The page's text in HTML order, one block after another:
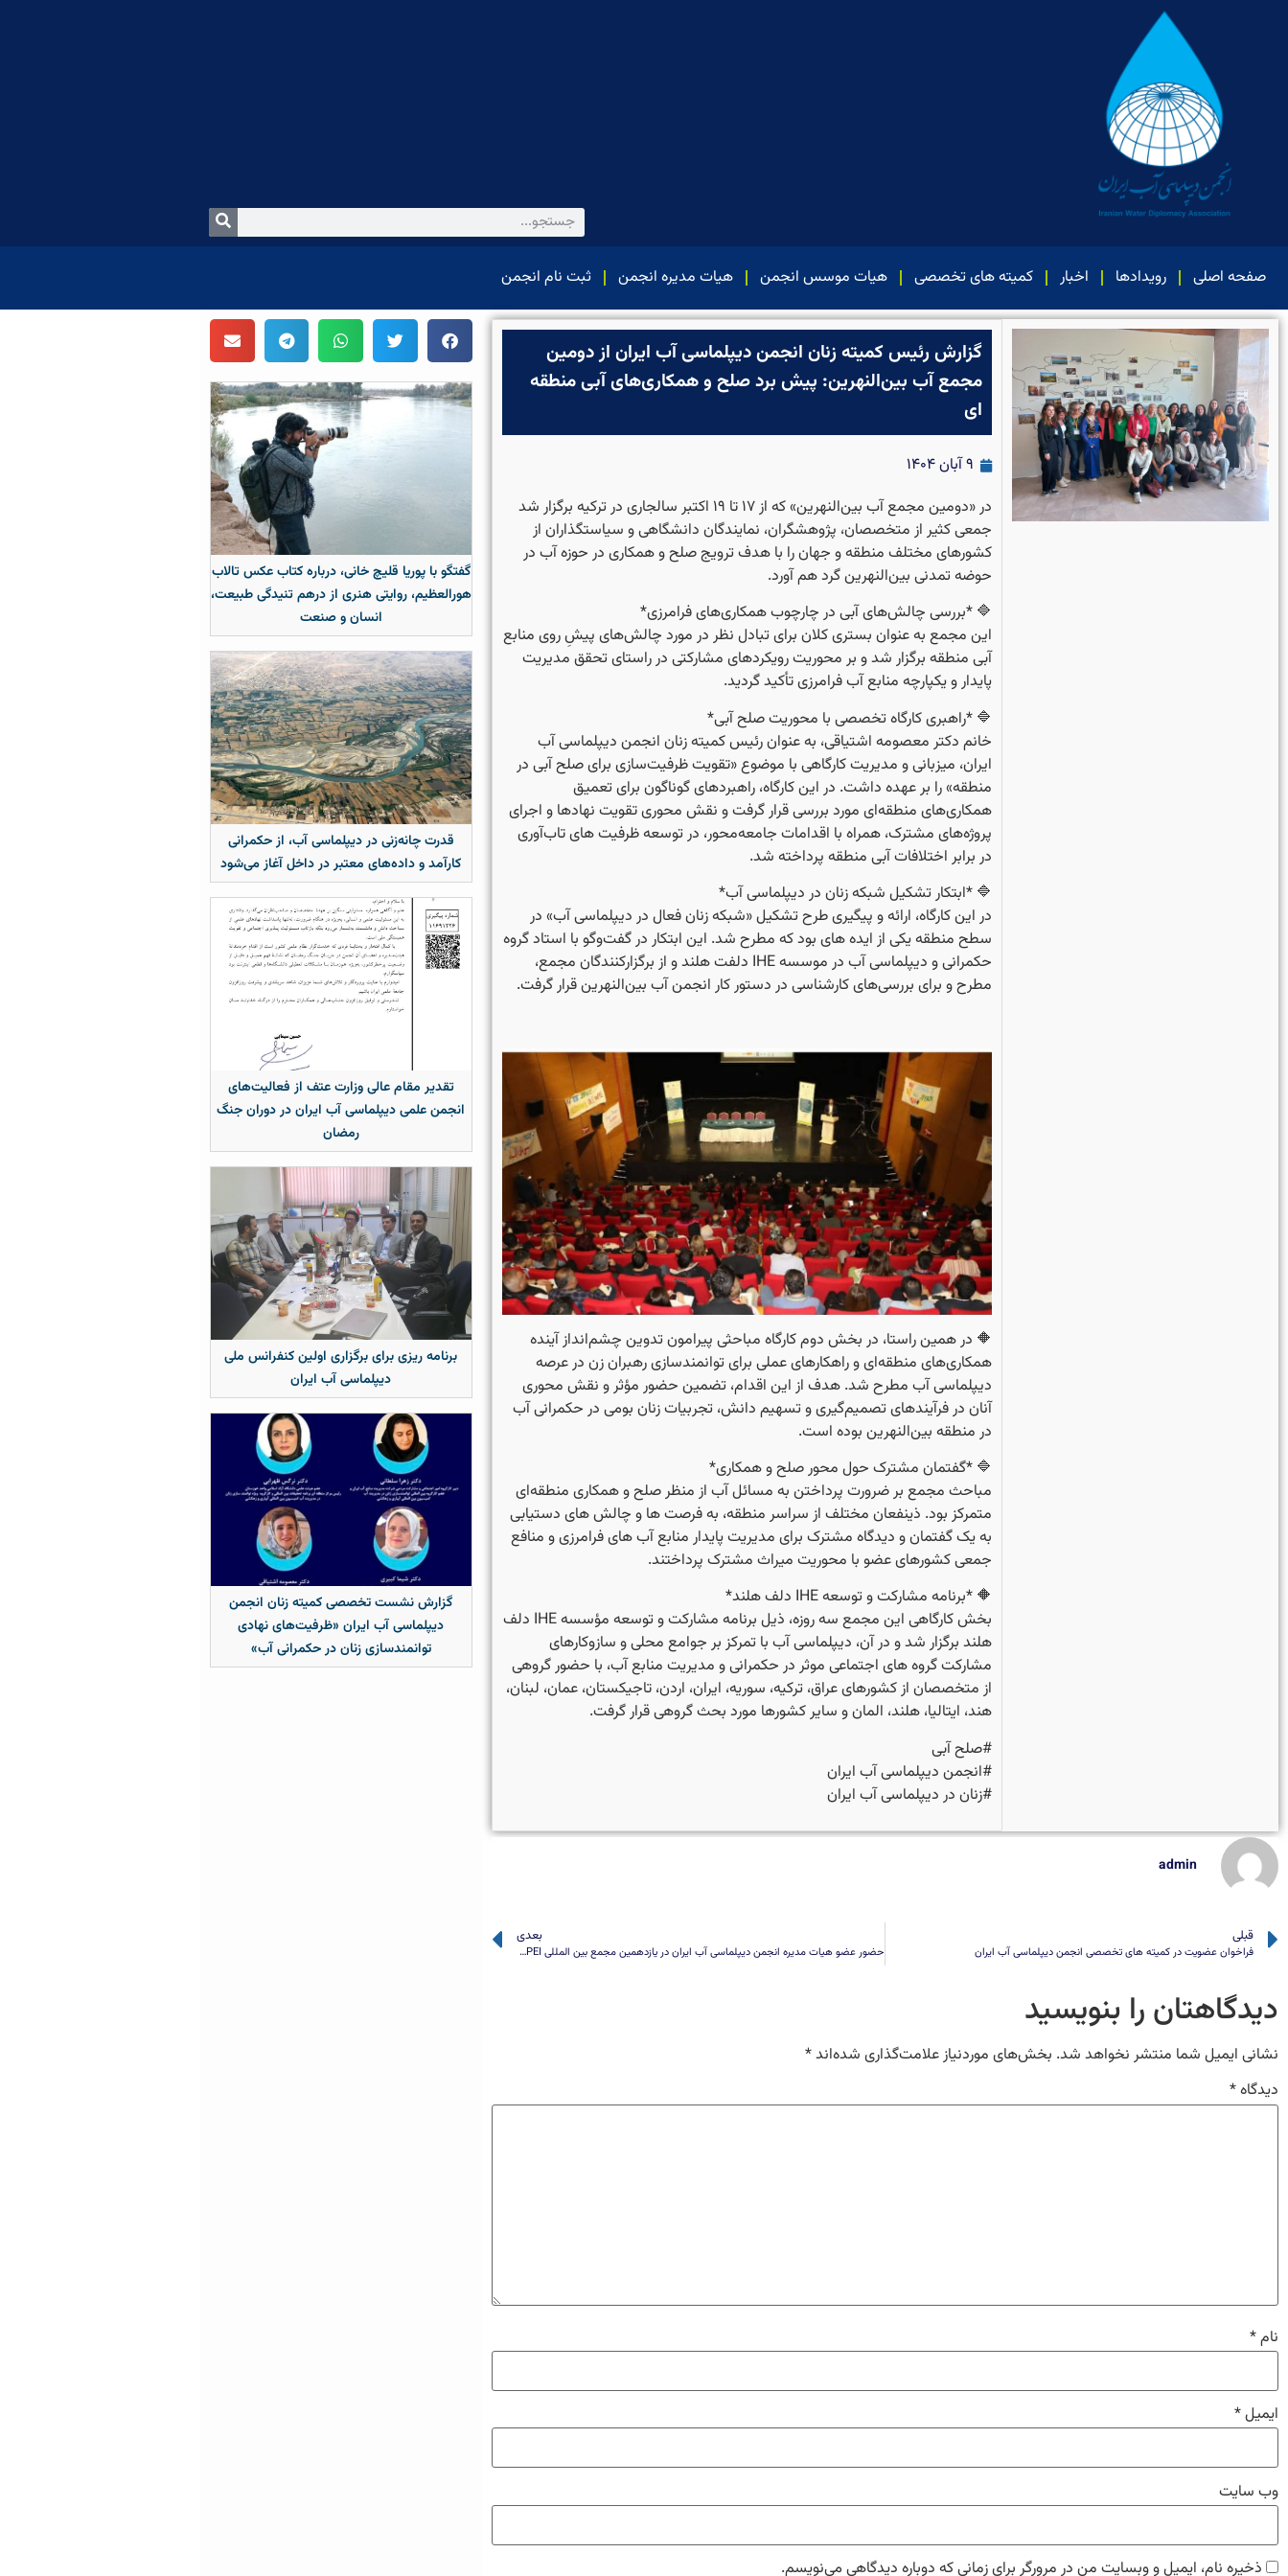
صفحه اصلی رویدادها اخبار کمیته های تخصصی هیات موسس انجمن هیات مدیره انجمن ثبت نام انجمن
گزارش رئیس کمیته زنان انجمن دیپلماسی آب ایران از دومین
مجمع آب بین‌النهرین: پیش برد صلح و همکاری‌های آبی منطقه
ای
۹ آبان ۱۴۰۴
در «دومین مجمع آب بین‌النهرین» که از ۱۷ تا ۱۹ اکتبر سالجاری در ترکیه برگزار شد
جمعی کثیر از متخصصان، پژوهشگران، نمایندگان دانشگاهی و سیاستگذاران از
کشورهای مختلف منطقه و جهان را با هدف ترویج صلح و همکاری در حوزه آب در
حوضه تمدنی بین‌النهرین گرد هم آورد.
🔷 *بررسی چالش‌های آبی در چارچوب همکاری‌های فرامرزی*
این مجمع به عنوان بستری کلان برای تبادل نظر در مورد چالش‌های پیشِ روی منابع
آبی منطقه برگزار شد و بر محوریت رویکردهای مشارکتی در راستای تحقق مدیریت
پایدار و یکپارچه منابع آب فرامرزی تأکید گردید.
🔷 *راهبری کارگاه تخصصی با محوریت صلح آبی*
خانم دکتر معصومه اشتیاقی، به عنوان رئیس کمیته زنان انجمن دیپلماسی آب
ایران، میزبانی و مدیریت کارگاهی با موضوع «تقویت ظرفیت‌سازی برای صلح آبی در
منطقه» را بر عهده داشت. در این کارگاه، راهبردهای گوناگون برای تعمیق
همکاری‌های منطقه‌ای مورد بررسی قرار گرفت و نقش محوری تقویت نهادها و اجرای
پروژه‌های مشترک، همراه با اقدامات جامعه‌محور، در توسعه ظرفیت های تاب‌آوری
در برابر اختلافات آبی منطقه پرداخته شد.
🔷 *ابتکار تشکیل شبکه زنان در دیپلماسی آب*
در این کارگاه، ارائه و پیگیری طرح تشکیل «شبکه زنان فعال در دیپلماسی آب» در
سطح منطقه یکی از ایده های بود که مطرح شد. این ابتکار در گفت‌وگو با استاد گروه
حکمرانی و دیپلماسی آب در موسسه IHE دلفت هلند و از برگزارکنندگان مجمع،
مطرح و برای بررسی‌های کارشناسی در دستور کار انجمن آب بین‌النهرین قرار گرفت.
🔶 در همین راستا، در بخش دوم کارگاه مباحثی پیرامون تدوین چشم‌انداز آینده
همکاری‌های منطقه‌ای و راهکارهای عملی برای توانمندسازی رهبران زن در عرصه
دیپلماسی آب مطرح شد. هدف از این اقدام، تضمین حضور مؤثر و نقش محوری
آنان در فرآیندهای تصمیم‌گیری و تسهیم دانش، تجربیات زنان بومی در حکمرانی آب
در منطقه بین‌النهرین بوده است.
🔷 *گفتمان مشترک حول محور صلح و همکاری*
مباحث مجمع بر ضرورت پرداختن به مسائل آب از منظر صلح و همکاری منطقه‌ای
متمرکز بود. ذینفعان مختلف از سراسر منطقه، به فرصت ها و چالش های دستیابی
به یک گفتمان و دیدگاه مشترک برای مدیریت پایدار منابع آب های فرامرزی و منافع
جمعی کشورهای عضو با محوریت میراث مشترک پرداختند.
🔶 *برنامه مشارکت و توسعه IHE دلف هلند*
بخش کارگاهی این مجمع سه روزه، ذیل برنامه مشارکت و توسعه مؤسسه IHE دلف
هلند برگزار شد و در آن، دیپلماسی آب با تمرکز بر جوامع محلی و سازوکارهای
مشارکت گروه های اجتماعی موثر در حکمرانی و مدیریت منابع آب، با حضور گروهی
از متخصصان از کشورهای عراق، ترکیه، سوریه، ایران، اردن، تاجیکستان، عمان، لبنان،
هند، ایتالیا، هلند، المان و سایر کشورها مورد بحث گروهی قرار گرفت.
#صلح آبی
#انجمن دیپلماسی آب ایران
#زنان در دیپلماسی آب ایران
admin
قبلی
فراخوان عضویت در کمیته های تخصصی انجمن دیپلماسی آب ایران
بعدی
حضور عضو هیات مدیره انجمن دیپلماسی آب ایران در یازدهمین مجمع بین المللی MEPEI
دیدگاهتان را بنویسید
نشانی ایمیل شما منتشر نخواهد شد. بخش‌های موردنیاز علامت‌گذاری شده‌اند*
دیدگاه*
نام*
ایمیل*
وب‌ سایت
ذخیره نام، ایمیل و وبسایت من در مرورگر برای زمانی که دوباره دیدگاهی می‌نویسم.
گفتگو با پوریا قلیچ خانی، درباره کتاب عکس تالاب
هورالعظیم، روایتی هنری از درهم تنیدگی طبیعت،
انسان و صنعت
قدرت چانه‌زنی در دیپلماسی آب، از حکمرانی
کارآمد و داده‌های معتبر در داخل آغاز می‌شود
تقدیر مقام عالی وزارت عتف از فعالیت‌های
انجمن علمی دیپلماسی آب ایران در دوران جنگ
رمضان
برنامه ریزی برای برگزاری اولین کنفرانس ملی
دیپلماسی آب ایران
گزارش نشست تخصصی کمیته زنان انجمن
دیپلماسی آب ایران «ظرفیت‌های نهادی
توانمندسازی زنان در حکمرانی آب»